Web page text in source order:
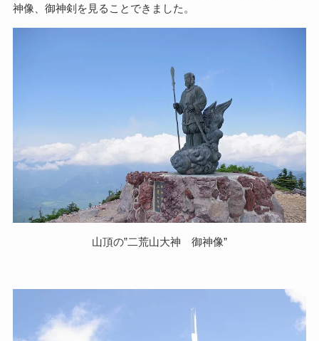
神像、御神剣を見ることできました。
山頂の”二荒山大神 御神像”